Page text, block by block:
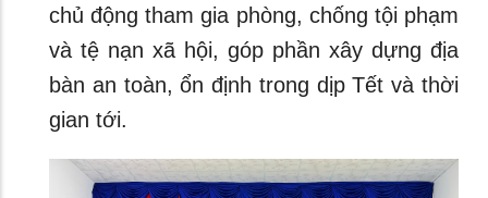
chủ động tham gia phòng, chống tội phạm
và tệ nạn xã hội, góp phần xây dựng địa
bàn an toàn, ổn định trong dịp Tết và thời
gian tới.